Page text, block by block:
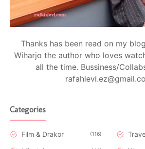
Thanks has been read on my
Wiharjo the author who loves
all the time. Bussiness/
Categories
Film & Drakor 116